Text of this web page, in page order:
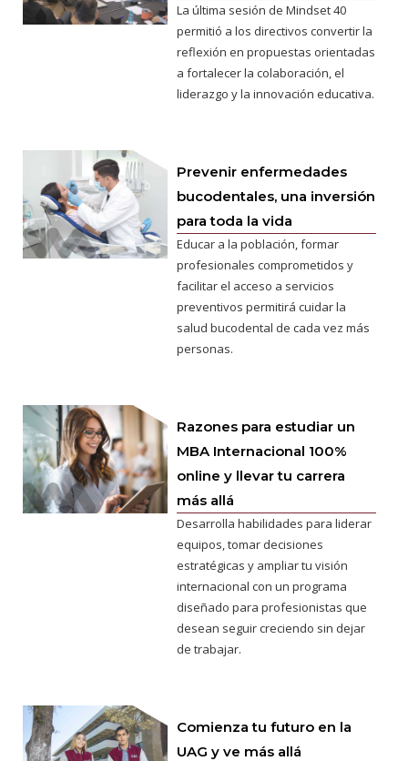
La última sesión de Mindset 40
permitió a los directivos convertir la
reflexión en propuestas orientadas
a fortalecer la colaboración, el
liderazgo y la innovación educativa.
Prevenir enfermedades
bucodentales, una inversión
para toda la vida
Educar a la población, formar
profesionales comprometidos y
facilitar el acceso a servicios
preventivos permitirá cuidar la
salud bucodental de cada vez más
personas.
Razones para estudiar un
MBA Internacional 100%
online y llevar tu carrera
más allá
Desarrolla habilidades para liderar
equipos, tomar decisiones
estratégicas y ampliar tu visión
internacional con un programa
diseñado para profesionistas que
desean seguir creciendo sin dejar
de trabajar.
Comienza tu futuro en la
UAG y ve más allá